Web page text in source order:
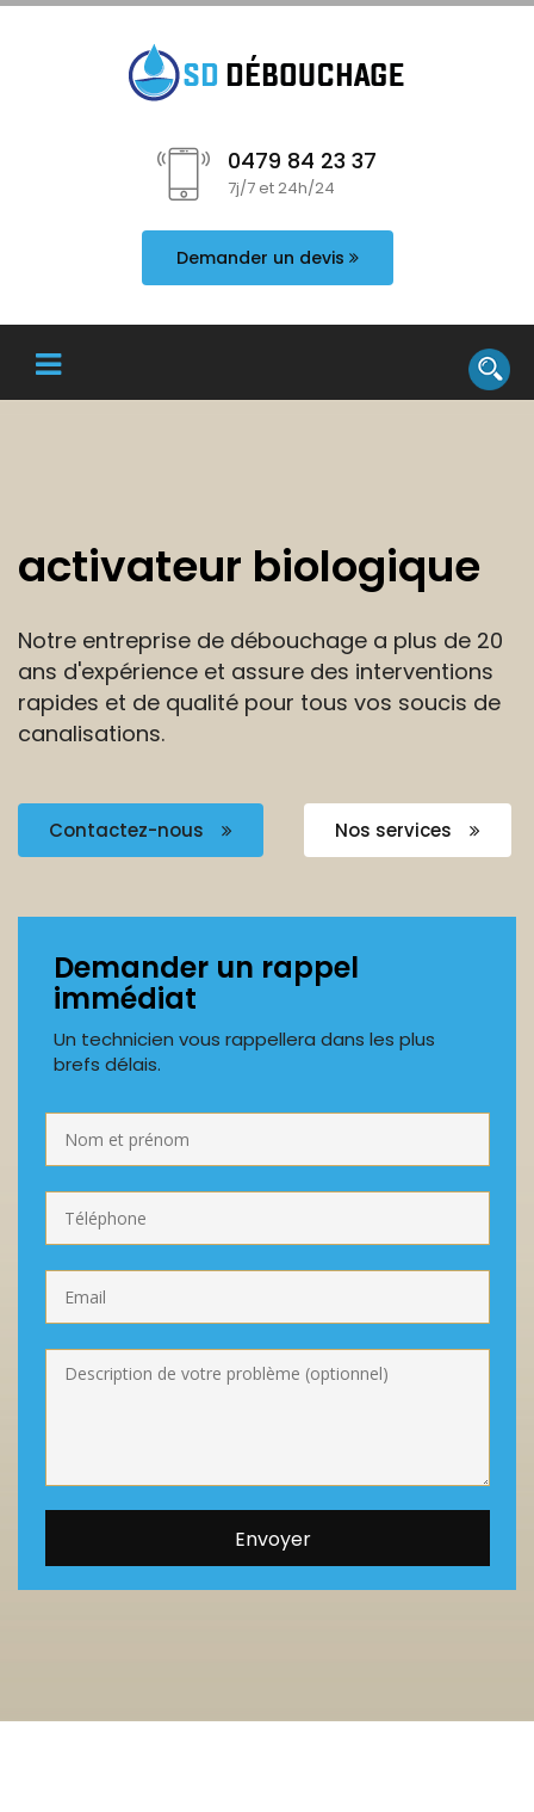
0479 84 23 37
7j/7 et 24h/24
Demander un devis
activateur biologique
Notre entreprise de débouchage a plus de 20
ans d'expérience et assure des interventions
rapides et de qualité pour tous vos soucis de
canalisations.
Contactez-nous Nos services
Demander un rappel
immédiat
Un technicien vous rappellera dans les plus
brefs délais.